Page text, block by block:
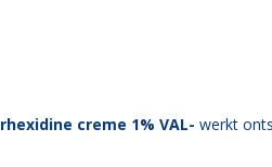
creme 1% VAL- werkt